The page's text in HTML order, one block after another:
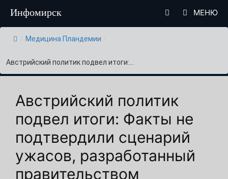
содержимому
Инфомирск МЕНЮ
Медицина Пландемии
Австрийский политик подвел итоги:...
Австрийский политик
подвел итоги: Факты не
подтвердили сценарий
ужасов, разработанный
правительством